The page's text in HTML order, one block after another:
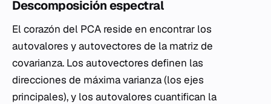
Descomposición espectral
El corazón del PCA reside en encontrar los
autovalores y autovectores de la matriz de
covarianza. Los autovectores definen las
direcciones de máxima varianza (los ejes
principales), y los autovalores cuantifican la